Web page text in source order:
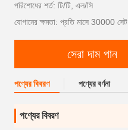
পরিশোধের শর্ত: টি/টি, এল/সি
যোগানের ক্ষমতা: প্রতি মাসে 30000 সেট
সেরা দাম পান
পণ্যের বিবরণ পণ্যের বর্ণনা
পণ্যের বিবরণ